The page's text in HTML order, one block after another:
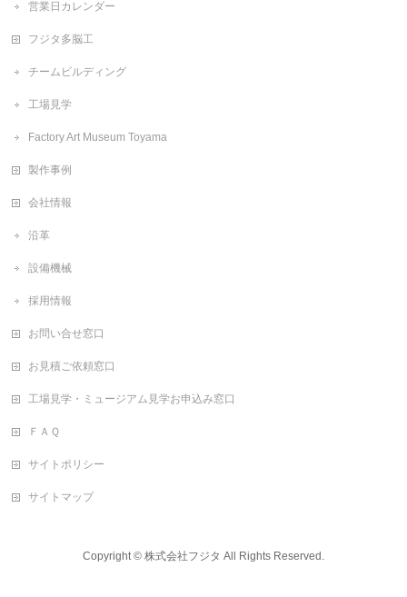
営業日カレンダー
フジタ多脳工
チームビルディング
工場見学
Factory Art Museum Toyama
製作事例
会社情報
沿革
設備機械
採用情報
お問い合せ窓口
お見積ご依頼窓口
工場見学・ミュージアム見学お申込み窓口
ＦＡＱ
サイトポリシー
サイトマップ
Copyright © 株式会社フジタ All Rights Reserved.